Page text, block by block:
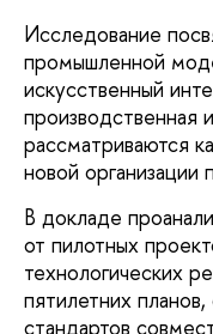
Исследование
промышленной
искусственный
производственная
рассматриваются
новой организации
В докладе
от пилотных
технологических
пятилетних
стандартов